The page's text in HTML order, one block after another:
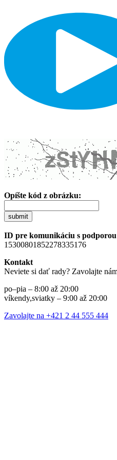
Opíšte kód z obrázku:
submit
ID pre komunikáciu s
15300801852278335176
Kontakt
Neviete si dať rady? Zavolajte
po–pia – 8:00 až 20:00
víkendy,sviatky – 9:00 až 20:00
Zavolajte na +421 2 44 555 444